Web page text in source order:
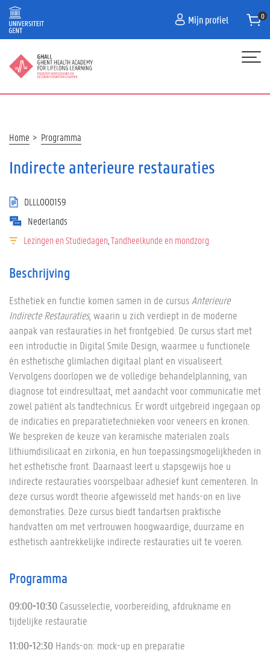
Overslaan
naar
inhoud
gaan
Mijn profiel
PROGRAMMA
Kruimelpad
Home Programma
Indirecte anterieure restauraties
DLLL000159
Nederlands
Lezingen en Studiedagen Tandheelkunde en mondzorg
Beschrijving
Esthetiek en functie komen samen in de cursusAnterieure
Indirecte Restauraties, waarin u zich verdiept in de moderne
aanpak van restauraties in het frontgebied. De cursus start met
een introductie in Digital Smile Design, waarmee u functionele
én esthetische glimlachen digitaal plant en visualiseert.
Vervolgens doorlopen we de volledige behandelplanning, van
diagnose tot eindresultaat, met aandacht voor communicatie met
zowel patiënt als tandtechnicus. Er wordt uitgebreid ingegaan op
de indicaties en preparatietechnieken voor veneers en kronen.
We bespreken de keuze van keramische materialen zoals
lithiumdisilicaat en zirkonia, en hun toepassingsmogelijkheden in
het esthetische front. Daarnaast leert u stapsgewijs hoe u
indirecte restauraties voorspelbaar adhesief kunt cementeren. In
deze cursus wordt theorie afgewisseld met hands-on en live
demonstraties. Deze cursus biedt tandartsen praktische
handvatten om met vertrouwen hoogwaardige, duurzame en
esthetisch aantrekkelijke indirecte restauraties uit te voeren.
Programma
09:00-10:30 Casusselectie, voorbereiding, afdrukname en
tijdelijke restauratie
11:00-12:30 Hands-on: mock-up en preparatie